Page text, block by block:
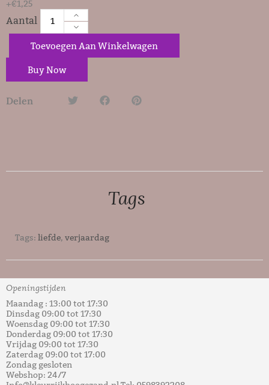
+€1,25
Toevoegen Aan Winkelwagen
Buy Now
Delen
Tags
Tags: liefde, verjaardag
Openingstijden
Maandag : 13:00 tot 17:30
Dinsdag 09:00 tot 17:30
Woensdag 09:00 tot 17:30
Donderdag 09:00 tot 17:30
Vrijdag 09:00 tot 17:30
Zaterdag 09:00 tot 17:00
Zondag gesloten
Webshop: 24/7